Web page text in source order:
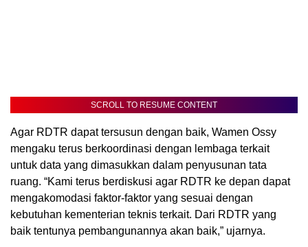
SCROLL TO RESUME CONTENT
Agar RDTR dapat tersusun dengan baik, Wamen Ossy
mengaku terus berkoordinasi dengan lembaga terkait
untuk data yang dimasukkan dalam penyusunan tata
ruang. “Kami terus berdiskusi agar RDTR ke depan dapat
mengakomodasi faktor-faktor yang sesuai dengan
kebutuhan kementerian teknis terkait. Dari RDTR yang
baik tentunya pembangunannya akan baik,” ujarnya.